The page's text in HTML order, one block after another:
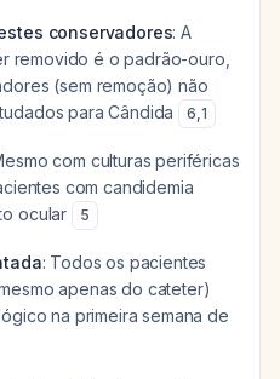
conservadores: A
removido é o padrão-ouro,
(sem remoção) não
para Cândida
6,1
com culturas periféricas
com candidemia
ocular
5
: Todos os pacientes
apenas do cateter)
na primeira semana de